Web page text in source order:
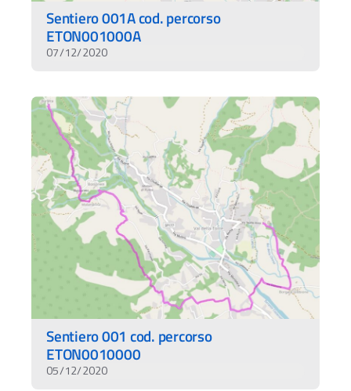
Sentiero 001A cod. percorso
ETON001000A
07/12/2020
Sentiero 001 cod. percorso
ETON0010000
05/12/2020